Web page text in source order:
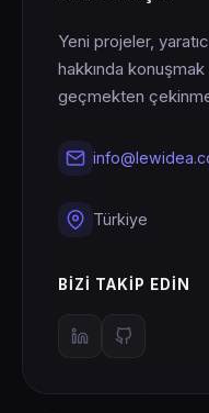
Yeni projeler,
hakkında
geçmekten
Türkiye
BIZI TAKIP EDIN